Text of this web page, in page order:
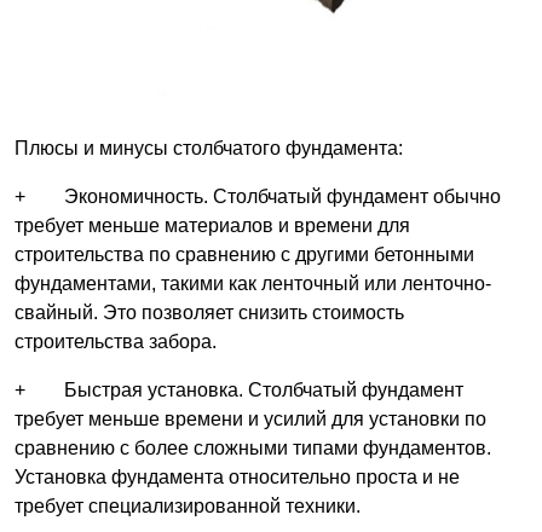
Плюсы и минусы столбчатого фундамента:
+ Экономичность. Столбчатый фундамент обычно
требует меньше материалов и времени для
строительства по сравнению с другими бетонными
фундаментами, такими как ленточный или ленточно-
свайный. Это позволяет снизить стоимость
строительства забора.
+ Быстрая установка. Столбчатый фундамент
требует меньше времени и усилий для установки по
сравнению с более сложными типами фундаментов.
Установка фундамента относительно проста и не
требует специализированной техники.